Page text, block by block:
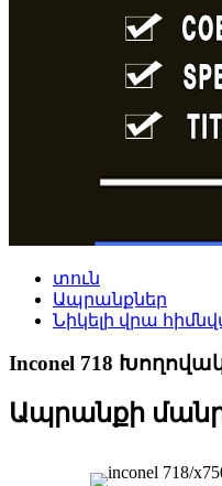
տուն
Ապրանքներ
Նիկելի վրա
Inconel 718
Ապրանքի